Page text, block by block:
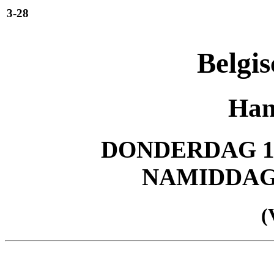
3-28
DONDERDAG